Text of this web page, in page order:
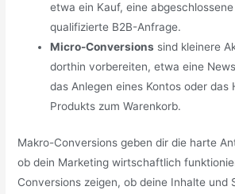
etwa ein Kauf, eine
qualifizierte B2B-Anfrage.
Micro-Conversions sind kleinere
dorthin vorbereiten, etwa eine
das Anlegen eines Kontos oder das
Produkts zum Warenkorb.
Makro-Conversions geben dir die harte
ob dein Marketing wirtschaftlich
Conversions zeigen, ob deine Inhalte und